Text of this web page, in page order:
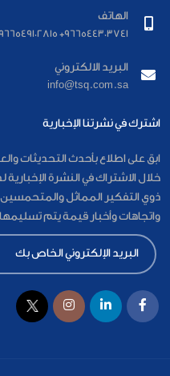
الهاتف
966544303741+ 966549102815+ 966126012020+
البريد الالكتروني
info@tsq.com.sa
اشترك في نشرتنا الإخبارية
ابق على اطلاع بأحدث التحديثات
خلال الاشتراك في النشرة الإخبارية
ذوي التفكير المماثل
واتجاهات وأخبار قيمة يتم